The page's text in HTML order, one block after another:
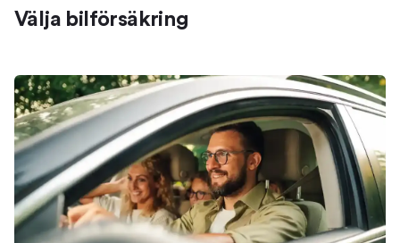
Välja bilförsäkring